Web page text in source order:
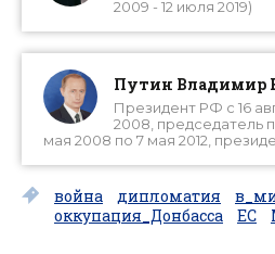
2009 - 12 июля 2019)
Путин Владимир
Президент РФ с 16
2008, председатель
мая 2008 по 7 мая 2012,
война дипломатия
оккупация_Донбасса
ЕС